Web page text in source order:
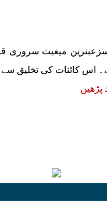
میغیث سروری
اس کائنات کی تخلیق سے
پڑھیں